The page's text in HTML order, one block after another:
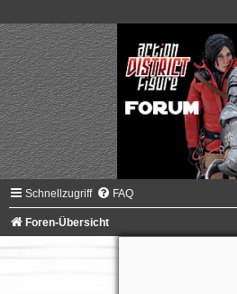
Schnellzugriff FAQ
Foren-Übersicht